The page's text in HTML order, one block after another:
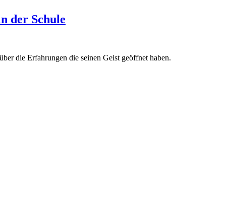
der Schule
die Erfahrungen die seinen Geist geöffnet haben.